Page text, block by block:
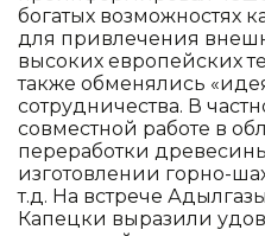
богатых возможностях
для привлечения
высоких европейских
также обменялись
сотрудничества. В
совместной работе в
переработки
изготовлении горно-
т.д. На встрече
Капецки выразили